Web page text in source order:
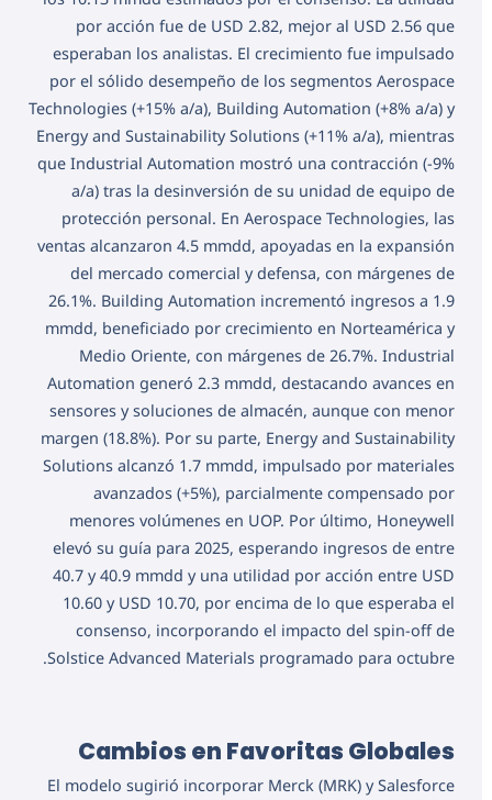
por acción fue de USD 2.82, mejor al USD 2.56 que
esperaban los analistas. El crecimiento fue impulsado
por el sólido desempeño de los segmentos Aerospace
Technologies (+15% a/a), Building Automation (+8% a/a) y
Energy and Sustainability Solutions (+11% a/a), mientras
que Industrial Automation mostró una contracción (-9%
a/a) tras la desinversión de su unidad de equipo de
protección personal. En Aerospace Technologies, las
ventas alcanzaron 4.5 mmdd, apoyadas en la expansión
del mercado comercial y defensa, con márgenes de
26.1%. Building Automation incrementó ingresos a 1.9
mmdd, beneficiado por crecimiento en Norteamérica y
Medio Oriente, con márgenes de 26.7%. Industrial
Automation generó 2.3 mmdd, destacando avances en
sensores y soluciones de almacén, aunque con menor
margen (18.8%). Por su parte, Energy and Sustainability
Solutions alcanzó 1.7 mmdd, impulsado por materiales
avanzados (+5%), parcialmente compensado por
menores volúmenes en UOP. Por último, Honeywell
elevó su guía para 2025, esperando ingresos de entre
40.7 y 40.9 mmdd y una utilidad por acción entre USD
10.60 y USD 10.70, por encima de lo que esperaba el
consenso, incorporando el impacto del spin-off de
Solstice Advanced Materials programado para octubre.
Cambios en Favoritas Globales
El modelo sugirió incorporar Merck (MRK) y Salesforce